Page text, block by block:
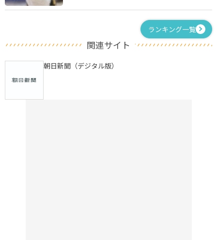
ランキング一覧
関連サイト
朝日新聞（デジタル版）